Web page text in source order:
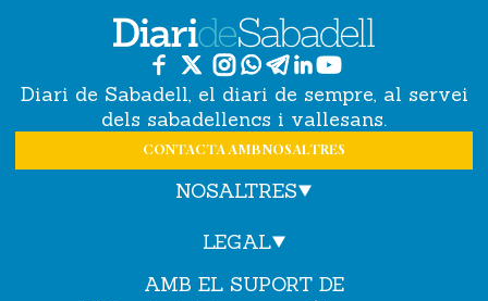
Diari de Sabadell, el diari de sempre, al servei
dels sabadellencs i vallesans.
CONTACTA AMB NOSALTRES
NOSALTRES
LEGAL
AMB EL SUPORT DE